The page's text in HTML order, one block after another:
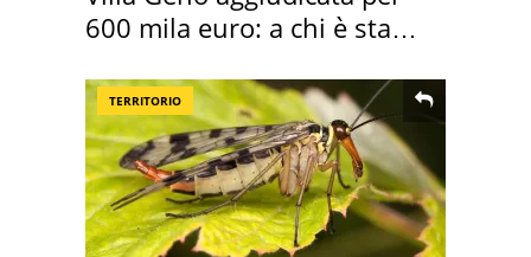
600 mila euro: a chi è stata
TERRITORIO